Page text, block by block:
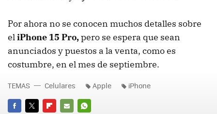
Por ahora no se conocen muchos detalles sobre
eliPhone 15 Pro,pero se espera que sean
anunciados y puestos a la venta, como es
costumbre, en el mes de septiembre.
TEMAS Celulares Apple iPhone